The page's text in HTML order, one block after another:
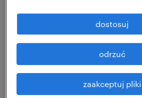
tworzenie
rynku pracy z dostępem
dobrej jakości,
wprowadzenie systemu
społecznego
umowy, który zapewnia
zaakceptuj pliki
odrzuć
dostosuj